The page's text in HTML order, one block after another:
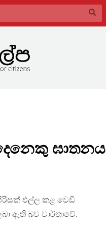
ඝාතනය
එල්ල කළ වෙඩි
ඇති බව වාර්තාවේ.